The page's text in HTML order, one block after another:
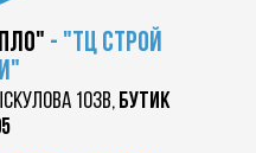
- "ТЦ строй
103в, бутик